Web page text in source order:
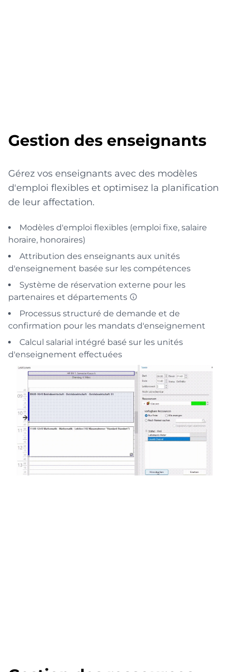
Gestion des enseignants
Gérez vos enseignants avec des modèles
d'emploi flexibles et optimisez la planification
de leur affectation.
Modèles d'emploi flexibles (emploi fixe, salaire
horaire, honoraires)
Attribution des enseignants aux unités
d'enseignement basée sur les compétences
Système de réservation externe pour les
partenaires et départements
Processus structuré de demande et de
confirmation pour les mandats d'enseignement
Calcul salarial intégré basé sur les unités
d'enseignement effectuées